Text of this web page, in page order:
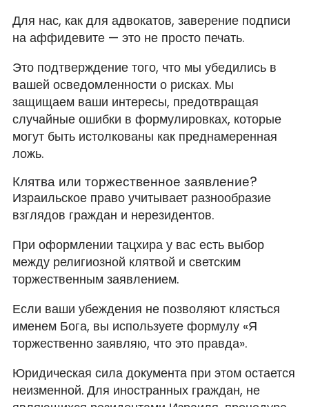
Для нас, как для адвокатов, заверение подписи
на аффидевите — это не просто печать.
Это подтверждение того, что мы убедились в
вашей осведомленности о рисках. Мы
защищаем ваши интересы, предотвращая
случайные ошибки в формулировках, которые
могут быть истолкованы как преднамеренная
ложь.
Клятва или торжественное заявление?
Израильское право учитывает разнообразие
взглядов граждан и нерезидентов.
При оформлении тацхира у вас есть выбор
между религиозной клятвой и светским
торжественным заявлением.
Если ваши убеждения не позволяют клясться
именем Бога, вы используете формулу «Я
торжественно заявляю, что это правда».
Юридическая сила документа при этом остается
неизменной. Для иностранных граждан, не